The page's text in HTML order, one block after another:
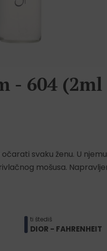
- 604 (2ml
svaku ženu. U
mošusa.
ti štediš
DIOR - FAHRENHEIT